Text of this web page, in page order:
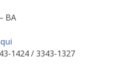
BA
1424 / 3343-1327